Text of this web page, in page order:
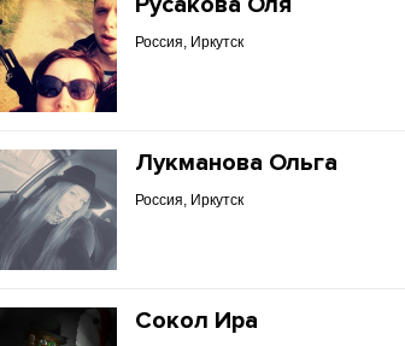
Россия, Иркутск
Лукманова Ольга
Россия, Иркутск
Сокол Ира